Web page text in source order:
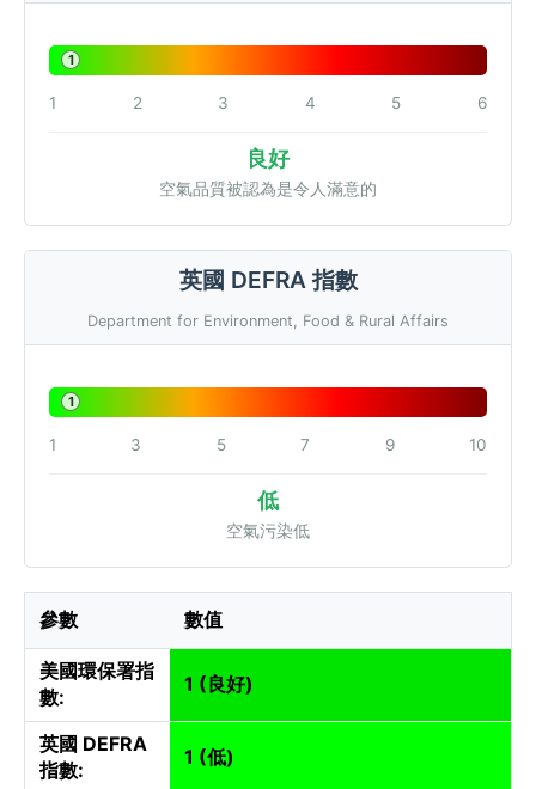
1
1 2 3 4 5 6
良好
空氣品質被認為是令人滿意的
英國 DEFRA 指數
Department for Environment, Food & Rural Affairs
1
1 3 5 7 9 10
低
空氣污染低
參數 數值
美國環保署指
數:
1 (良好)
英國 DEFRA
指數:
1 (低)